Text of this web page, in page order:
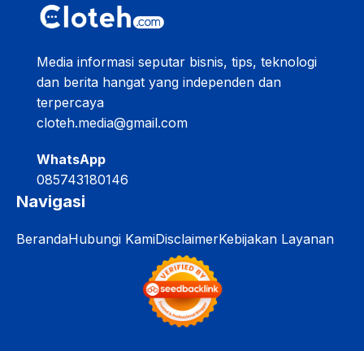
Media informasi seputar bisnis, tips, teknologi
dan berita hangat yang independen dan
terpercaya
cloteh.media@gmail.com
WhatsApp
085743180146
Navigasi
BerandaHubungi KamiDisclaimerKebijakan Layanan